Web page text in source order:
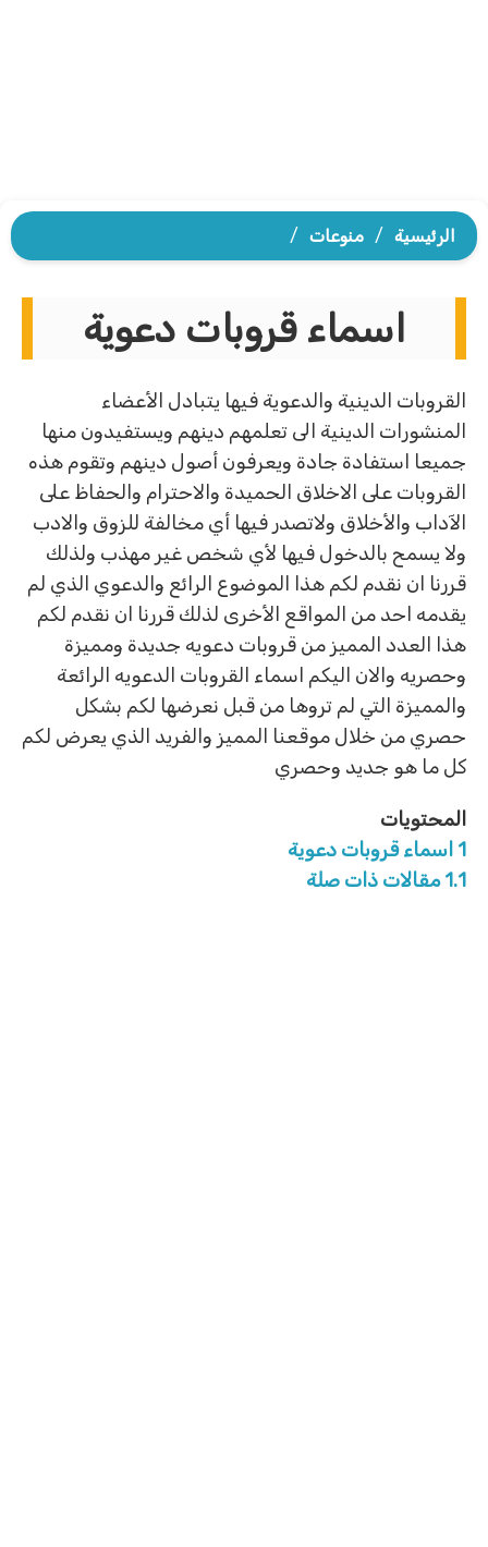
الرئيسية / منوعات /
اسماء قروبات دعوية
القروبات الدينية والدعوية فيها يتبادل الأعضاء
المنشورات الدينية الى تعلمهم دينهم ويستفيدون منها
جميعا استفادة جادة ويعرفون أصول دينهم وتقوم هذه
القروبات على الاخلاق الحميدة والاحترام والحفاظ على
الآداب والأخلاق ولاتصدر فيها أي مخالفة للزوق والادب
ولا يسمح بالدخول فيها لأي شخص غير مهذب ولذلك
قررنا ان نقدم لكم هذا الموضوع الرائع والدعوي الذي لم
يقدمه احد من المواقع الأخرى لذلك قررنا ان نقدم لكم
هذا العدد المميز من قروبات دعويه جديدة ومميزة
وحصريه والان اليكم اسماء القروبات الدعويه الرائعة
والمميزة التي لم تروها من قبل نعرضها لكم بشكل
حصري من خلال موقعنا المميز والفريد الذي يعرض لكم
كل ما هو جديد وحصري
المحتويات
1 اسماء قروبات دعوية
1.1 مقالات ذات صلة